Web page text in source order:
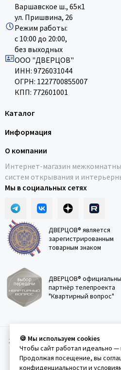
Варшавское ш., 65к1
ул. Пришвина, 26
Режим работы:
с 10:00 до 20:00,
без выходных
ООО "ДВЕРЦОВ"
ИНН: 9726031044
ОГРН: 1227700855007
КПП: 772601001
Каталог
Информация
О компании
Интернет-магазин
систем открывания и
Мы в социальных сетях
ДВЕРЦОВ® является
зарегистрированным
товарным знаком
ДВЕРЦОВ®
партнёр телепроекта
"Квартирный вопрос"
2011-2026 © Дверцов. Карта сайта
конфеденциальности
🍪 Мы используем cookies
Чтобы сайт работал идеально
Продолжая посещение, вы
конфиденциальности и